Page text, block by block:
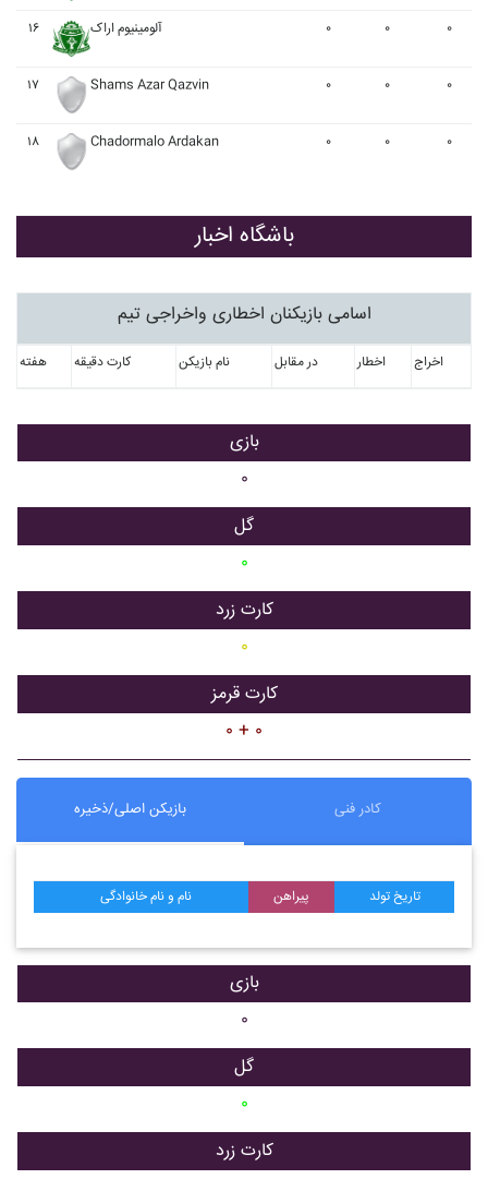
۱۶ آلومينيوم اراک ۰ ۰ ۰
۱۷ Shams Azar Qazvin ۰ ۰ ۰
۱۸ Chadormalo Ardakan ۰ ۰ ۰
باشگاه اخبار
اسامی بازیکنان اخطاری واخراجی تیم
هفته کارت دقیقه نام بازیکن در مقابل اخطار اخراج
بازی
۰
گل
۰
کارت زرد
۰
کارت قرمز
۰ + ۰
بازیکن اصلی/ذخیره کادر فنی
نام و نام خانوادگی پیراهن تاریخ تولد
بازی
۰
گل
۰
کارت زرد